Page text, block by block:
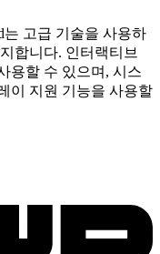
는 고급 기술을 사용하
합니다. 인터랙티브
용할 수 있으며, 시스
이 지원 기능을 사용할